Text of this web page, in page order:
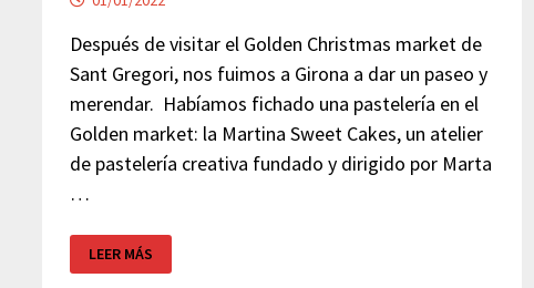
Después de visitar el Golden Christmas market de
Sant Gregori, nos fuimos a Girona a dar un paseo y
merendar. Habíamos fichado una pastelería en el
Golden market: la Martina Sweet Cakes, un atelier
de pastelería creativa fundado y dirigido por Marta
…
MARTINA
SWEET
CAKES
LEER MÁS